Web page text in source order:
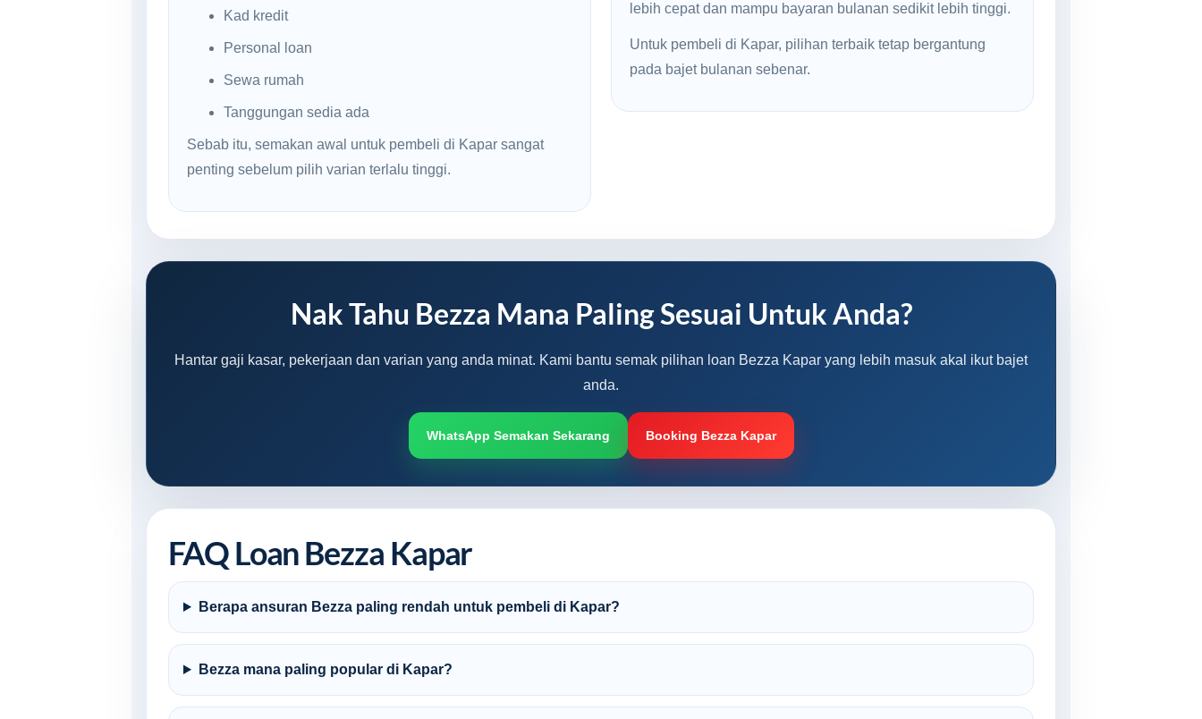
Kad kredit
Personal loan
Sewa rumah
Tanggungan sedia ada
Sebab itu, semakan awal untuk pembeli di Kapar sangat
penting sebelum pilih varian terlalu tinggi.
lebih cepat dan mampu bayaran bulanan sedikit lebih tinggi.
Untuk pembeli di Kapar, pilihan terbaik tetap bergantung
pada bajet bulanan sebenar.
Nak Tahu Bezza Mana Paling Sesuai Untuk Anda?
Hantar gaji kasar, pekerjaan dan varian yang anda minat. Kami bantu semak pilihan loan Bezza Kapar yang lebih masuk akal ikut bajet
anda.
WhatsApp Semakan Sekarang Booking Bezza Kapar
FAQ Loan Bezza Kapar
Berapa ansuran Bezza paling rendah untuk pembeli di Kapar?
Bezza mana paling popular di Kapar?